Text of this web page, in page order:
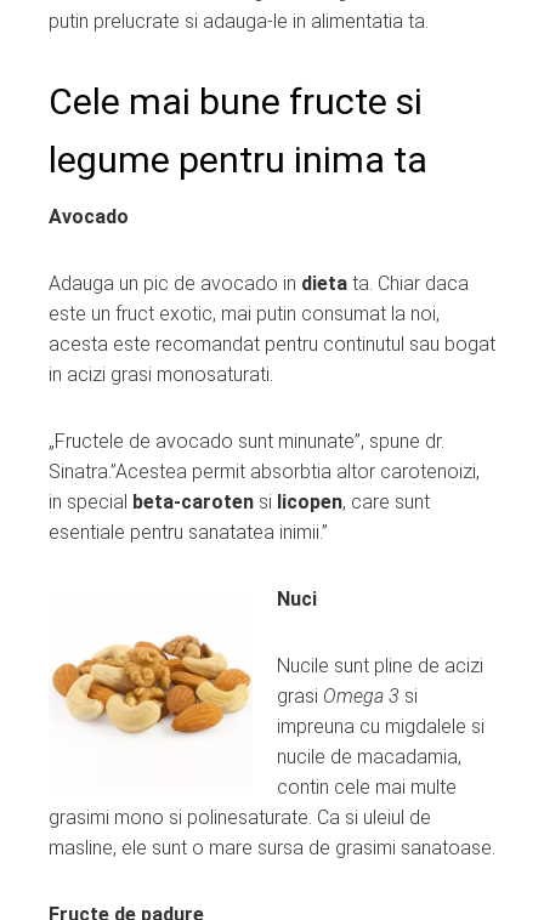
putin prelucrate si adauga-le in alimentatia ta.
Cele mai bune fructe si
legume pentru inima ta
Avocado
Adauga un pic de avocado in dieta ta. Chiar daca
este un fruct exotic, mai putin consumat la noi,
acesta este recomandat pentru continutul sau bogat
in acizi grasi monosaturati.
„Fructele de avocado sunt minunate”, spune dr.
Sinatra.”Acestea permit absorbtia altor carotenoizi,
in special beta-caroten si licopen, care sunt
esentiale pentru sanatatea inimii.”
Nuci
Nucile sunt pline de acizi
grasi Omega 3 si
impreuna cu migdalele si
nucile de macadamia,
contin cele mai multe
grasimi mono si polinesaturate. Ca si uleiul de
masline, ele sunt o mare sursa de grasimi sanatoase.
Fructe de padure